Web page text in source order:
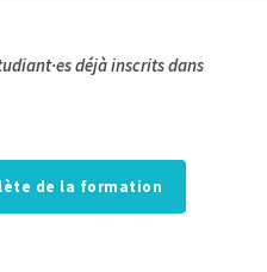
déjà inscrits dans
de la formation